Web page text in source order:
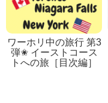
ワーホリ中の旅行 第3
弾✬ イーストコース
トへの旅［目次編］